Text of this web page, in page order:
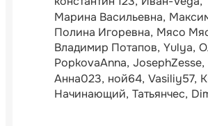
Марина Васильевна
Полина Игоревна Мясо
Владимир Потапов Yulya
PopkovaAnna JosephZesse
Анна023 ной64 Vasiliy57
Начинающий Татьянчес